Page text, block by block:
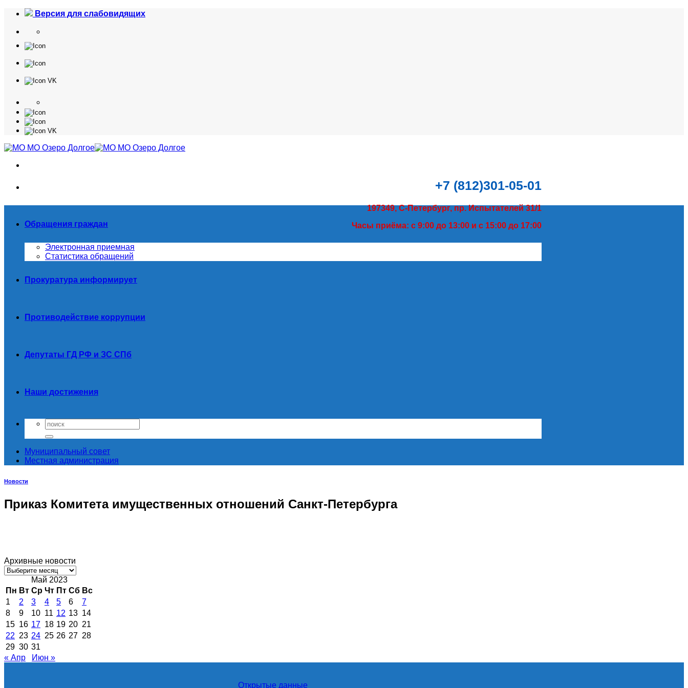
Skip
content
Версия для слабовидящих
+7 (812)301-05-01
197349, С-Петербург, пр. Испытателей 31/1
Часы приёма: с 9:00 до 13:00 и с 15:00 до 17:00
Обращения граждан
Электронная приемная
Статистика обращений
Прокуратура информирует
Противодействие коррупции
Депутаты ГД РФ и ЗС СПб
Наши достижения
Муниципальный совет
Местная администрация
Новости
Приказ Комитета имущественных отношений Санкт-Петербурга
Архивные новости
Архивные
новостиМай 2023
Пн Вт Ср Чт Пт Сб Вс
1
2 3 4 5 6
7
8
9 10 11 12 13 14
15 16 17 18 19 20 21
22 23 24 25 26 27 28
29 30 31
« Апр
Июн »
Открытые данные